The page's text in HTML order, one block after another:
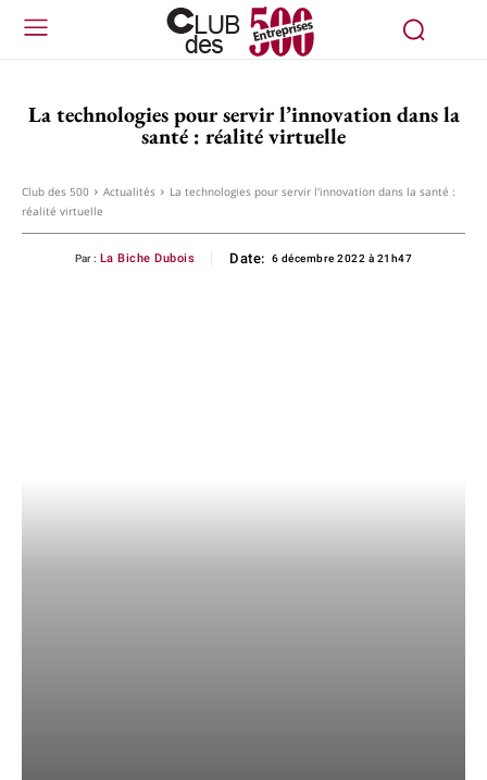
La technologies pour servir l’innovation dans la
santé : réalité virtuelle
Club des 500 Actualités
La technologies pour servir l'innovation dans la santé :
réalité virtuelle
Par : La Biche Dubois Date: 6 décembre 2022 à 21h47